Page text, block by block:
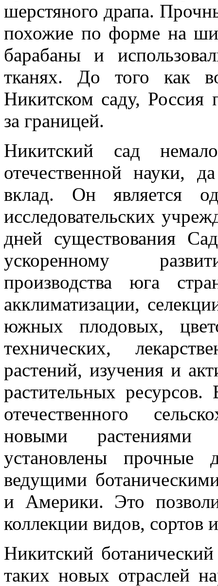
шерстяного драпа.
похожие по форме на
барабаны и
тканях. До того как
Никитском саду, Россия
за границей.
Никитский сад
отечественной науки,
вклад. Он является
исследовательских
дней существования
ускоренному
производства юга
акклиматизации,
южных плодовых,
технических,
растений, изучения и
растительных
отечественного
новыми растениями
установлены
ведущими
и Америки. Это
коллекции видов, сортов
Никитский
таких новых отраслей